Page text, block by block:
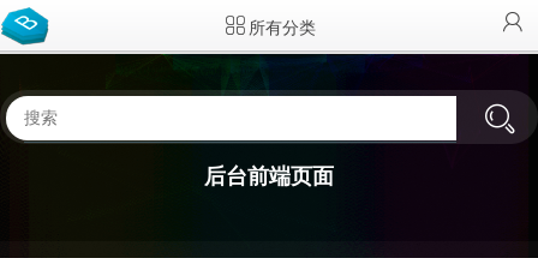
所有分类
后台前端页面